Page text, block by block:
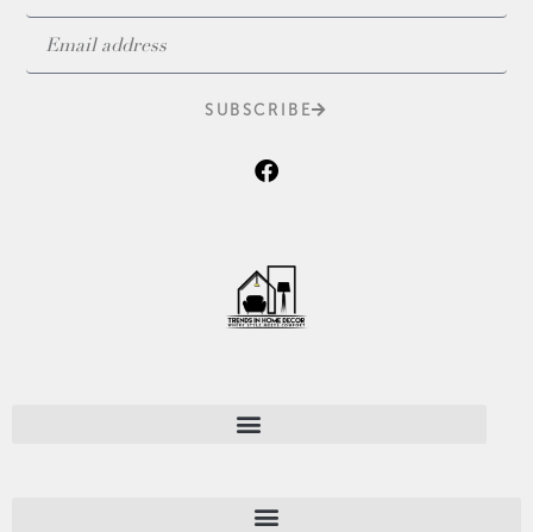
SUBSCRIBE